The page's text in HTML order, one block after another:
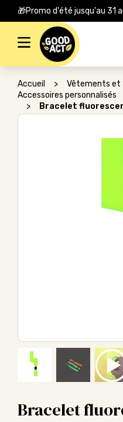
🎁Promo d'été jusqu'au 31
Rechercher :
Accueil > Vêtements et
Accessoires personnalisés
>
Bracelet
Bracelet